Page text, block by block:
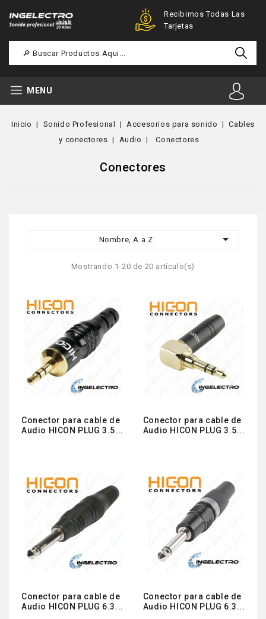
Ofertas Especiales Para
Registrados
Recibimos Todas Las
Tarjetas
MENU
Inicio Sonido Profesional Accesorios para sonido
Cables
y conectores
Audio Conectores
Conectores
Nombre, A a Z 
Mostrando 1-20 de 20 artículo(s)
Conector para cable de
Audio HICON PLUG 3.5...
Conector para cable de
Audio HICON PLUG 3.5...
Conector para cable de
Audio HICON PLUG 6.3...
Conector para cable de
Audio HICON PLUG 6.3...